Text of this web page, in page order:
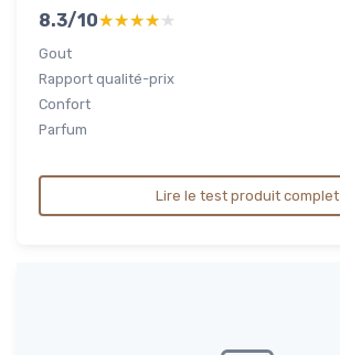
8.3/10★★★★★
★★★★★
Gout
Rapport qualité-prix
Confort
Parfum
Lire le test produit complet